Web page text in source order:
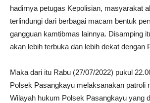
hadirnya petugas Kepolisian, masyarakat
terlindungi dari berbagai macam bentuk
gangguan kamtibmas lainnya. Disamping
akan lebih terbuka dan lebih dekat dengan
Maka dari itu Rabu (27/07/2022) pukul
Polsek Pasangkayu melaksanakan patroli
Wilayah hukum Polsek Pasangkayu yang